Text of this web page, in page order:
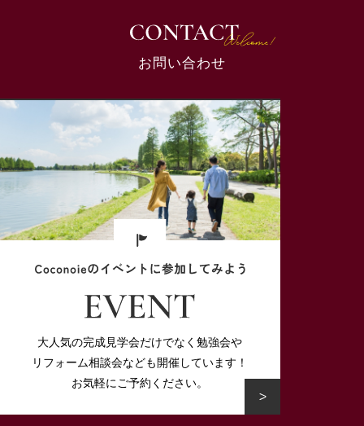
お問い合わせ
大人気の完成見学会だけでなく勉強会や
リフォーム相談会なども開催しています！
お気軽にご予約ください。